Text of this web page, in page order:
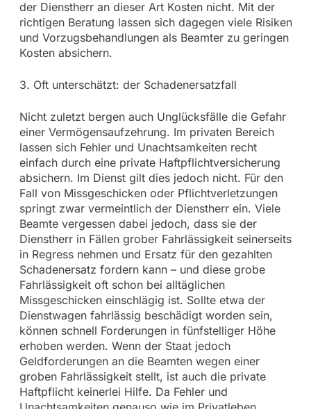
der Dienstherr an dieser Art Kosten nicht. Mit der
richtigen Beratung lassen sich dagegen viele Risiken
und Vorzugsbehandlungen als Beamter zu geringen
Kosten absichern.
3. Oft unterschätzt: der Schadenersatzfall
Nicht zuletzt bergen auch Unglücksfälle die Gefahr
einer Vermögensaufzehrung. Im privaten Bereich
lassen sich Fehler und Unachtsamkeiten recht
einfach durch eine private Haftpflichtversicherung
absichern. Im Dienst gilt dies jedoch nicht. Für den
Fall von Missgeschicken oder Pflichtverletzungen
springt zwar vermeintlich der Dienstherr ein. Viele
Beamte vergessen dabei jedoch, dass sie der
Dienstherr in Fällen grober Fahrlässigkeit seinerseits
in Regress nehmen und Ersatz für den gezahlten
Schadenersatz fordern kann – und diese grobe
Fahrlässigkeit oft schon bei alltäglichen
Missgeschicken einschlägig ist. Sollte etwa der
Dienstwagen fahrlässig beschädigt worden sein,
können schnell Forderungen in fünfstelliger Höhe
erhoben werden. Wenn der Staat jedoch
Geldforderungen an die Beamten wegen einer
groben Fahrlässigkeit stellt, ist auch die private
Haftpflicht keinerlei Hilfe. Da Fehler und